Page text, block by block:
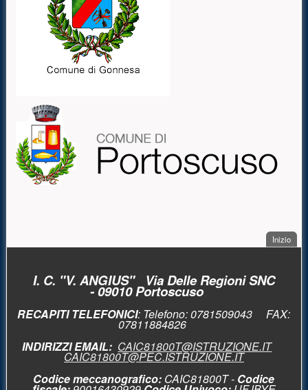
Inizio.
I. C. "V. ANGIUS" Via Delle Regioni SNC
- 09010 Portoscuso
RECAPITI TELEFONICI: Telefono:0781509043 FAX:
07811884826
INDIRIZZI EMAIL: CAIC81800T@ISTRUZIONE.IT
CAIC81800T@PEC.ISTRUZIONE.IT
Codice meccanografico: CAIC81800T - Codice